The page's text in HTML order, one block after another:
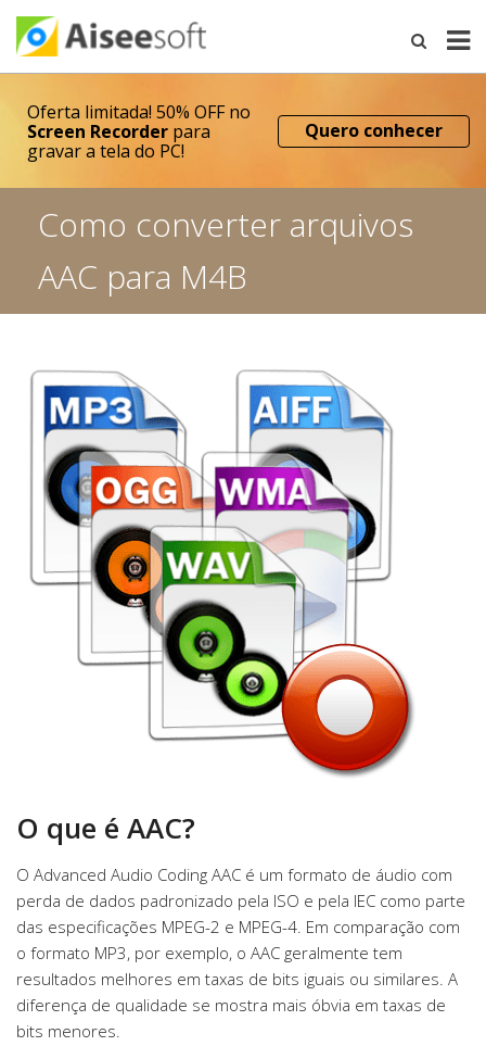
Oferta limitada! 50% OFF no
Screen Recorder para
gravar a tela do PC!
Quero conhecer
Como converter arquivos
AAC para M4B
O que é AAC?
O Advanced Audio Coding AAC é um formato de áudio com
perda de dados padronizado pela ISO e pela IEC como parte
das especificações MPEG-2 e MPEG-4. Em comparação com
o formato MP3, por exemplo, o AAC geralmente tem
resultados melhores em taxas de bits iguais ou similares. A
diferença de qualidade se mostra mais óbvia em taxas de
bits menores.